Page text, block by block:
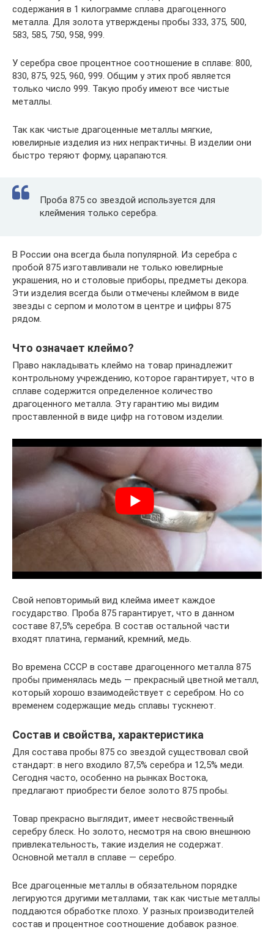
содержания в 1 килограмме сплава драгоценного
металла. Для золота утверждены пробы 333, 375, 500,
583, 585, 750, 958, 999.
У серебра свое процентное соотношение в сплаве: 800,
830, 875, 925, 960, 999. Общим у этих проб является
только число 999. Такую пробу имеют все чистые
металлы.
Так как чистые драгоценные металлы мягкие,
ювелирные изделия из них непрактичны. В изделии они
быстро теряют форму, царапаются.
Проба 875 со звездой используется для
клеймения только серебра.
В России она всегда была популярной. Из серебра с
пробой 875 изготавливали не только ювелирные
украшения, но и столовые приборы, предметы декора.
Эти изделия всегда были отмечены клеймом в виде
звезды с серпом и молотом в центре и цифры 875
рядом.
Что означает клеймо?
Право накладывать клеймо на товар принадлежит
контрольному учреждению, которое гарантирует, что в
сплаве содержится определенное количество
драгоценного металла. Эту гарантию мы видим
проставленной в виде цифр на готовом изделии.
Свой неповторимый вид клейма имеет каждое
государство. Проба 875 гарантирует, что в данном
составе 87,5% серебра. В состав остальной части
входят платина, германий, кремний, медь.
Во времена СССР в составе драгоценного металла 875
пробы применялась медь — прекрасный цветной металл,
который хорошо взаимодействует с серебром. Но со
временем содержащие медь сплавы тускнеют.
Состав и свойства, характеристика
Для состава пробы 875 со звездой существовал свой
стандарт: в него входило 87,5% серебра и 12,5% меди.
Сегодня часто, особенно на рынках Востока,
предлагают приобрести белое золото 875 пробы.
Товар прекрасно выглядит, имеет несвойственный
серебру блеск. Но золото, несмотря на свою внешнюю
привлекательность, такие изделия не содержат.
Основной металл в сплаве — серебро.
Все драгоценные металлы в обязательном порядке
легируются другими металлами, так как чистые металлы
поддаются обработке плохо. У разных производителей
состав и процентное соотношение добавок разное.